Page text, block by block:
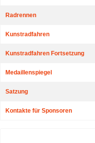
Radrennen
Kunstradfahren
Kunstradfahren Fortsetzung
Medaillenspiegel
Satzung
Kontakte für Sponsoren